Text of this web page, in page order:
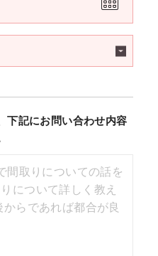
下記にお問い合わせ内容